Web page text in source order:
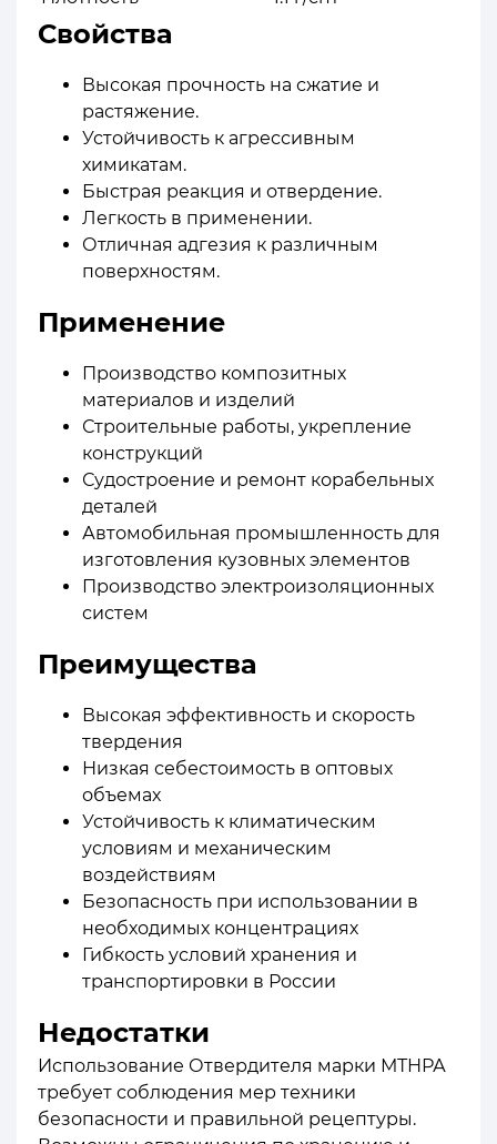
Свойства
Высокая прочность на сжатие и
растяжение.
Устойчивость к агрессивным
химикатам.
Быстрая реакция и отвердение.
Легкость в применении.
Отличная адгезия к различным
поверхностям.
Применение
Производство композитных
материалов и изделий
Строительные работы, укрепление
конструкций
Судостроение и ремонт корабельных
деталей
Автомобильная промышленность для
изготовления кузовных элементов
Производство электроизоляционных
систем
Преимущества
Высокая эффективность и скорость
твердения
Низкая себестоимость в оптовых
объемах
Устойчивость к климатическим
условиям и механическим
воздействиям
Безопасность при использовании в
необходимых концентрациях
Гибкость условий хранения и
транспортировки в России
Недостатки
Использование Отвердителя марки МТНРА
требует соблюдения мер техники
безопасности и правильной рецептуры.